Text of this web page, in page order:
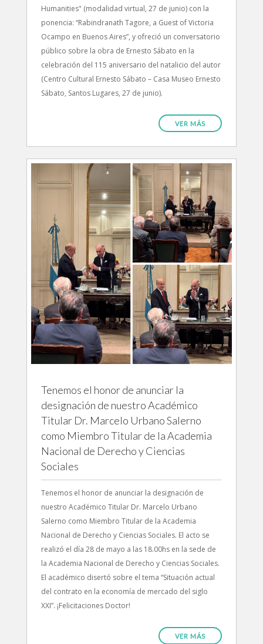
Humanities" (modalidad virtual, 27 de junio) con la
ponencia: “Rabindranath Tagore, a Guest of Victoria
Ocampo en Buenos Aires”, y ofreció un conversatorio
público sobre la obra de Ernesto Sábato en la
celebración del 115 aniversario del natalicio del autor
(Centro Cultural Ernesto Sábato – Casa Museo Ernesto
Sábato, Santos Lugares, 27 de junio).
VER MÁS
Tenemos el honor de anunciar la
designación de nuestro Académico
Titular Dr. Marcelo Urbano Salerno
como Miembro Titular de la Academia
Nacional de Derecho y Ciencias
Sociales
Tenemos el honor de anunciar la designación de
nuestro Académico Titular Dr. Marcelo Urbano
Salerno como Miembro Titular de la Academia
Nacional de Derecho y Ciencias Sociales. El acto se
realizó el día 28 de mayo a las 18.00hs en la sede de
la Academia Nacional de Derecho y Ciencias Sociales.
El académico disertó sobre el tema “Situación actual
del contrato en la economía de mercado del siglo
XXI”. ¡Felicitaciones Doctor!
VER MÁS